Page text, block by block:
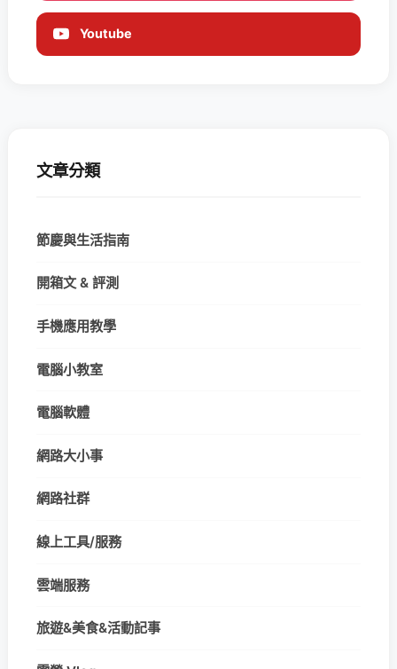
Youtube
文章分類
節慶與生活指南
開箱文 & 評測
手機應用教學
電腦小教室
電腦軟體
網路大小事
網路社群
線上工具/服務
雲端服務
旅遊&美食&活動記事